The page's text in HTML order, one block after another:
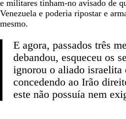
e militares tinham-no avisado de
Venezuela e poderia ripostar e
mesmo.
E agora, passados três
debandou, esqueceu os
ignorou o aliado israelita
concedendo ao Irão
este não possuía nem